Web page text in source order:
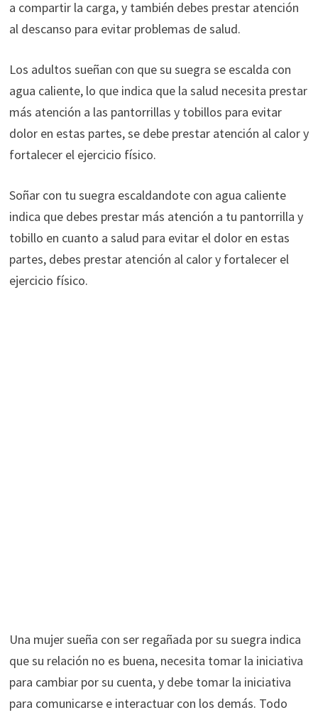
a compartir la carga, y también debes prestar atención
al descanso para evitar problemas de salud.
Los adultos sueñan con que su suegra se escalda con
agua caliente, lo que indica que la salud necesita prestar
más atención a las pantorrillas y tobillos para evitar
dolor en estas partes, se debe prestar atención al calor y
fortalecer el ejercicio físico.
Soñar con tu suegra escaldandote con agua caliente
indica que debes prestar más atención a tu pantorrilla y
tobillo en cuanto a salud para evitar el dolor en estas
partes, debes prestar atención al calor y fortalecer el
ejercicio físico.
Una mujer sueña con ser regañada por su suegra indica
que su relación no es buena, necesita tomar la iniciativa
para cambiar por su cuenta, y debe tomar la iniciativa
para comunicarse e interactuar con los demás. Todo